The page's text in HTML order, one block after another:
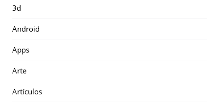
3d
Android
Apps
Arte
Artículos